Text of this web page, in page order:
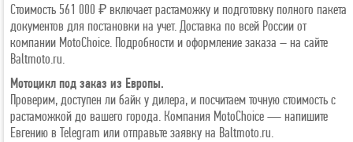
Стоимость 561 000 ₽ включает растаможку и подготовку полного пакета
документов для постановки на учет. Доставка по всей России от
компании MotoChoice. Подробности и оформление заказа – на сайте
Baltmoto.ru.
Мотоцикл под заказ из Европы.
Проверим, доступен ли байк у дилера, и посчитаем точную стоимость с
растаможкой до вашего города. Компания MotoChoice — напишите
Евгению в Telegram или отправьте заявку на Baltmoto.ru.